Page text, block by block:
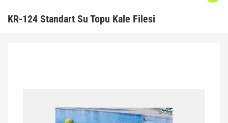
KR-124 Standart Su Topu Kale Filesi